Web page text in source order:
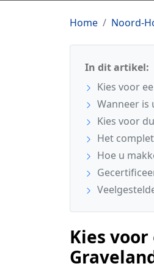
Home Noord-
In dit artikel:
Kies voor
Wanneer is
Kies voor
Het
Hoe u
Kies